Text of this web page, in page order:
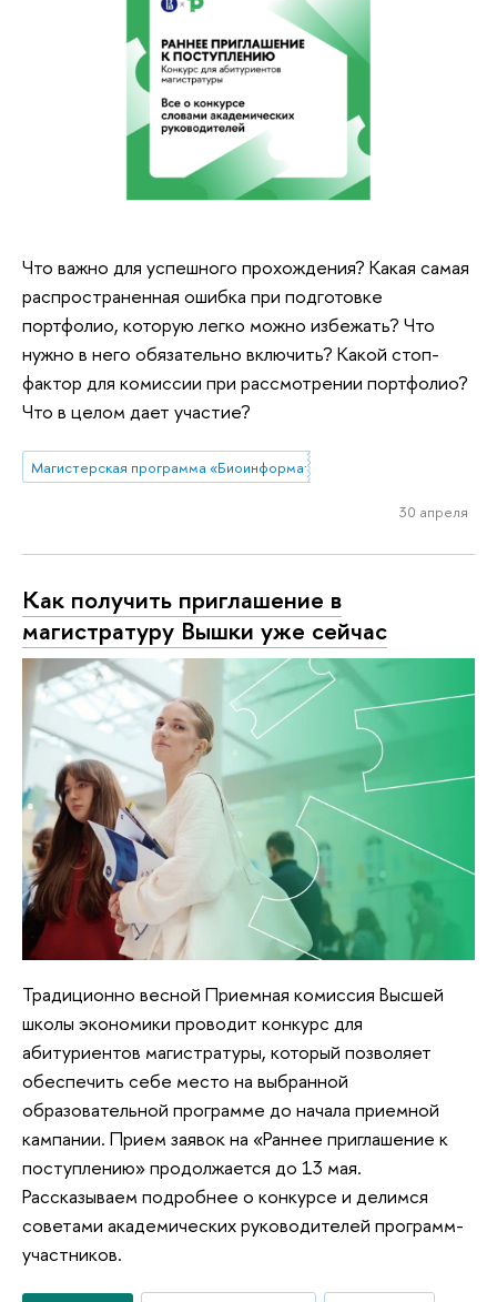
Что важно для успешного прохождения? Какая самая
распространенная ошибка при подготовке
портфолио, которую легко можно избежать? Что
нужно в него обязательно включить? Какой стоп-
фактор для комиссии при рассмотрении портфолио?
Что в целом дает участие?
Магистерская программа «Биоинформатика в агробиотехнологиях»
30 апреля
Как получить приглашение в
магистратуру Вышки уже сейчас
Традиционно весной Приемная комиссия Высшей
школы экономики проводит конкурс для
абитуриентов магистратуры, который позволяет
обеспечить себе место на выбранной
образовательной программе до начала приемной
кампании. Прием заявок на «Раннее приглашение к
поступлению» продолжается до 13 мая.
Рассказываем подробнее о конкурсе и делимся
советами академических руководителей программ-
участников.